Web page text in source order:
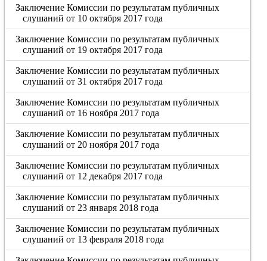
Заключение Комиссии по результатам публичных
слушаний от 10 октября 2017 года
Заключение Комиссии по результатам публичных
слушаний от 19 октября 2017 года
Заключение Комиссии по результатам публичных
слушаний от 31 октября 2017 года
Заключение Комиссии по результатам публичных
слушаний от 16 ноября 2017 года
Заключение Комиссии по результатам публичных
слушаний от 20 ноября 2017 года
Заключение Комиссии по результатам публичных
слушаний от 12 декабря 2017 года
Заключение Комиссии по результатам публичных
слушаний от 23 января 2018 года
Заключение Комиссии по результатам публичных
слушаний от 13 февраля 2018 года